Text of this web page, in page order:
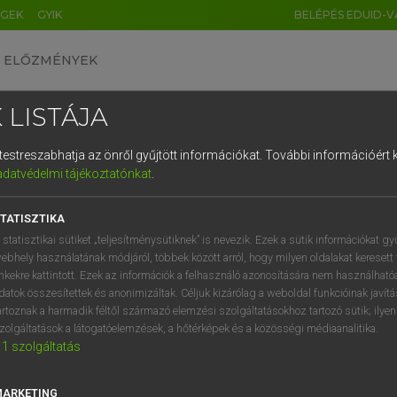
GYIK BELÉPÉS EDUID-
ELŐZMÉNYEK
uniós terminológiai szótár
VAN ELŐFIZETÉSED?
előfizetésem a teljes szócikk
NINCS ELŐFIZETÉSED?
LISTÁJA
az önről gyűjtött információkat. További információért
tájékoztatónkat.
statisztikai sütiket „teljesítménysütiknek” is nevezik. Ezek a sütik információkat
használatának módjáról, többek között arról, hogy milyen oldalakat keresett
kattintott. Ezek az információk a felhasználó azonosítására nem
összesítettek és anonimizáltak. Céljuk kizárólag a weboldal funkcióinak
a harmadik féltől származó elemzési szolgáltatásokhoz tartozó sütik;
a látogatóelemzések, a hőtérképek és a közösségi médiaanalitika.
1 szolgáltatás
DE CN FR ES IT NL
1 2 3 4 5 6 7 8 9
q w e r t z u i
a s d f g h j k l é
í y x c v b n m , .